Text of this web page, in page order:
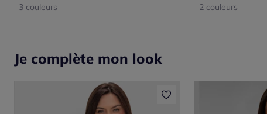
3 couleurs
2 couleurs
Je complète mon look